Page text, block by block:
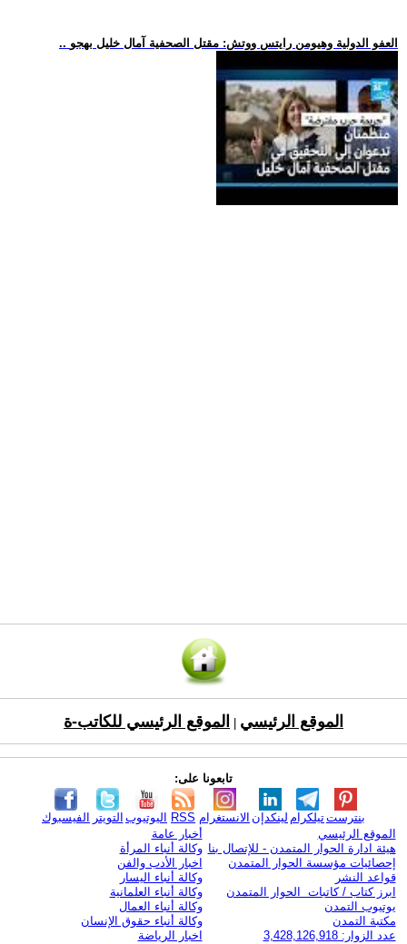
.. العفو الدولية وهيومن رايتس ووتش: مقتل الصحفية آمال خليل بهجو
الموقع الرئيسي الموقع الرئيسي للكاتب-ة
تابعونا على:
الفيسبوك التويتر اليوتيوب RSS الانستغرام لينكدإن تيلكرامبنترست
الموقع الرئيسي
هيئة ادارة الحوار المتمدن - للإتصال بنا
إحصائيات مؤسسة الحوار المتمدن
قواعد النشر
ابرز كتاب / كاتبات الحوار المتمدن
يوتيوب التمدن
مكتبة التمدن
عدد الزوار: 3,428,126,918
أخبار عامة
وكالة أنباء المرأة
اخبار الأدب والفن
وكالة أنباء اليسار
وكالة أنباء العلمانية
وكالة أنباء العمال
وكالة أنباء حقوق الإنسان
اخبار الرياضة